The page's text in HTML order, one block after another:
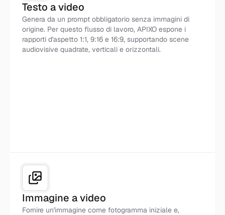
Testo a video
Genera da un prompt obbligatorio senza immagini di
origine. Per questo flusso di lavoro, APIXO espone i
rapporti d'aspetto 1:1, 9:16 e 16:9, supportando scene
audiovisive quadrate, verticali e orizzontali.
Immagine a video
Fornire un'immagine come fotogramma iniziale e,